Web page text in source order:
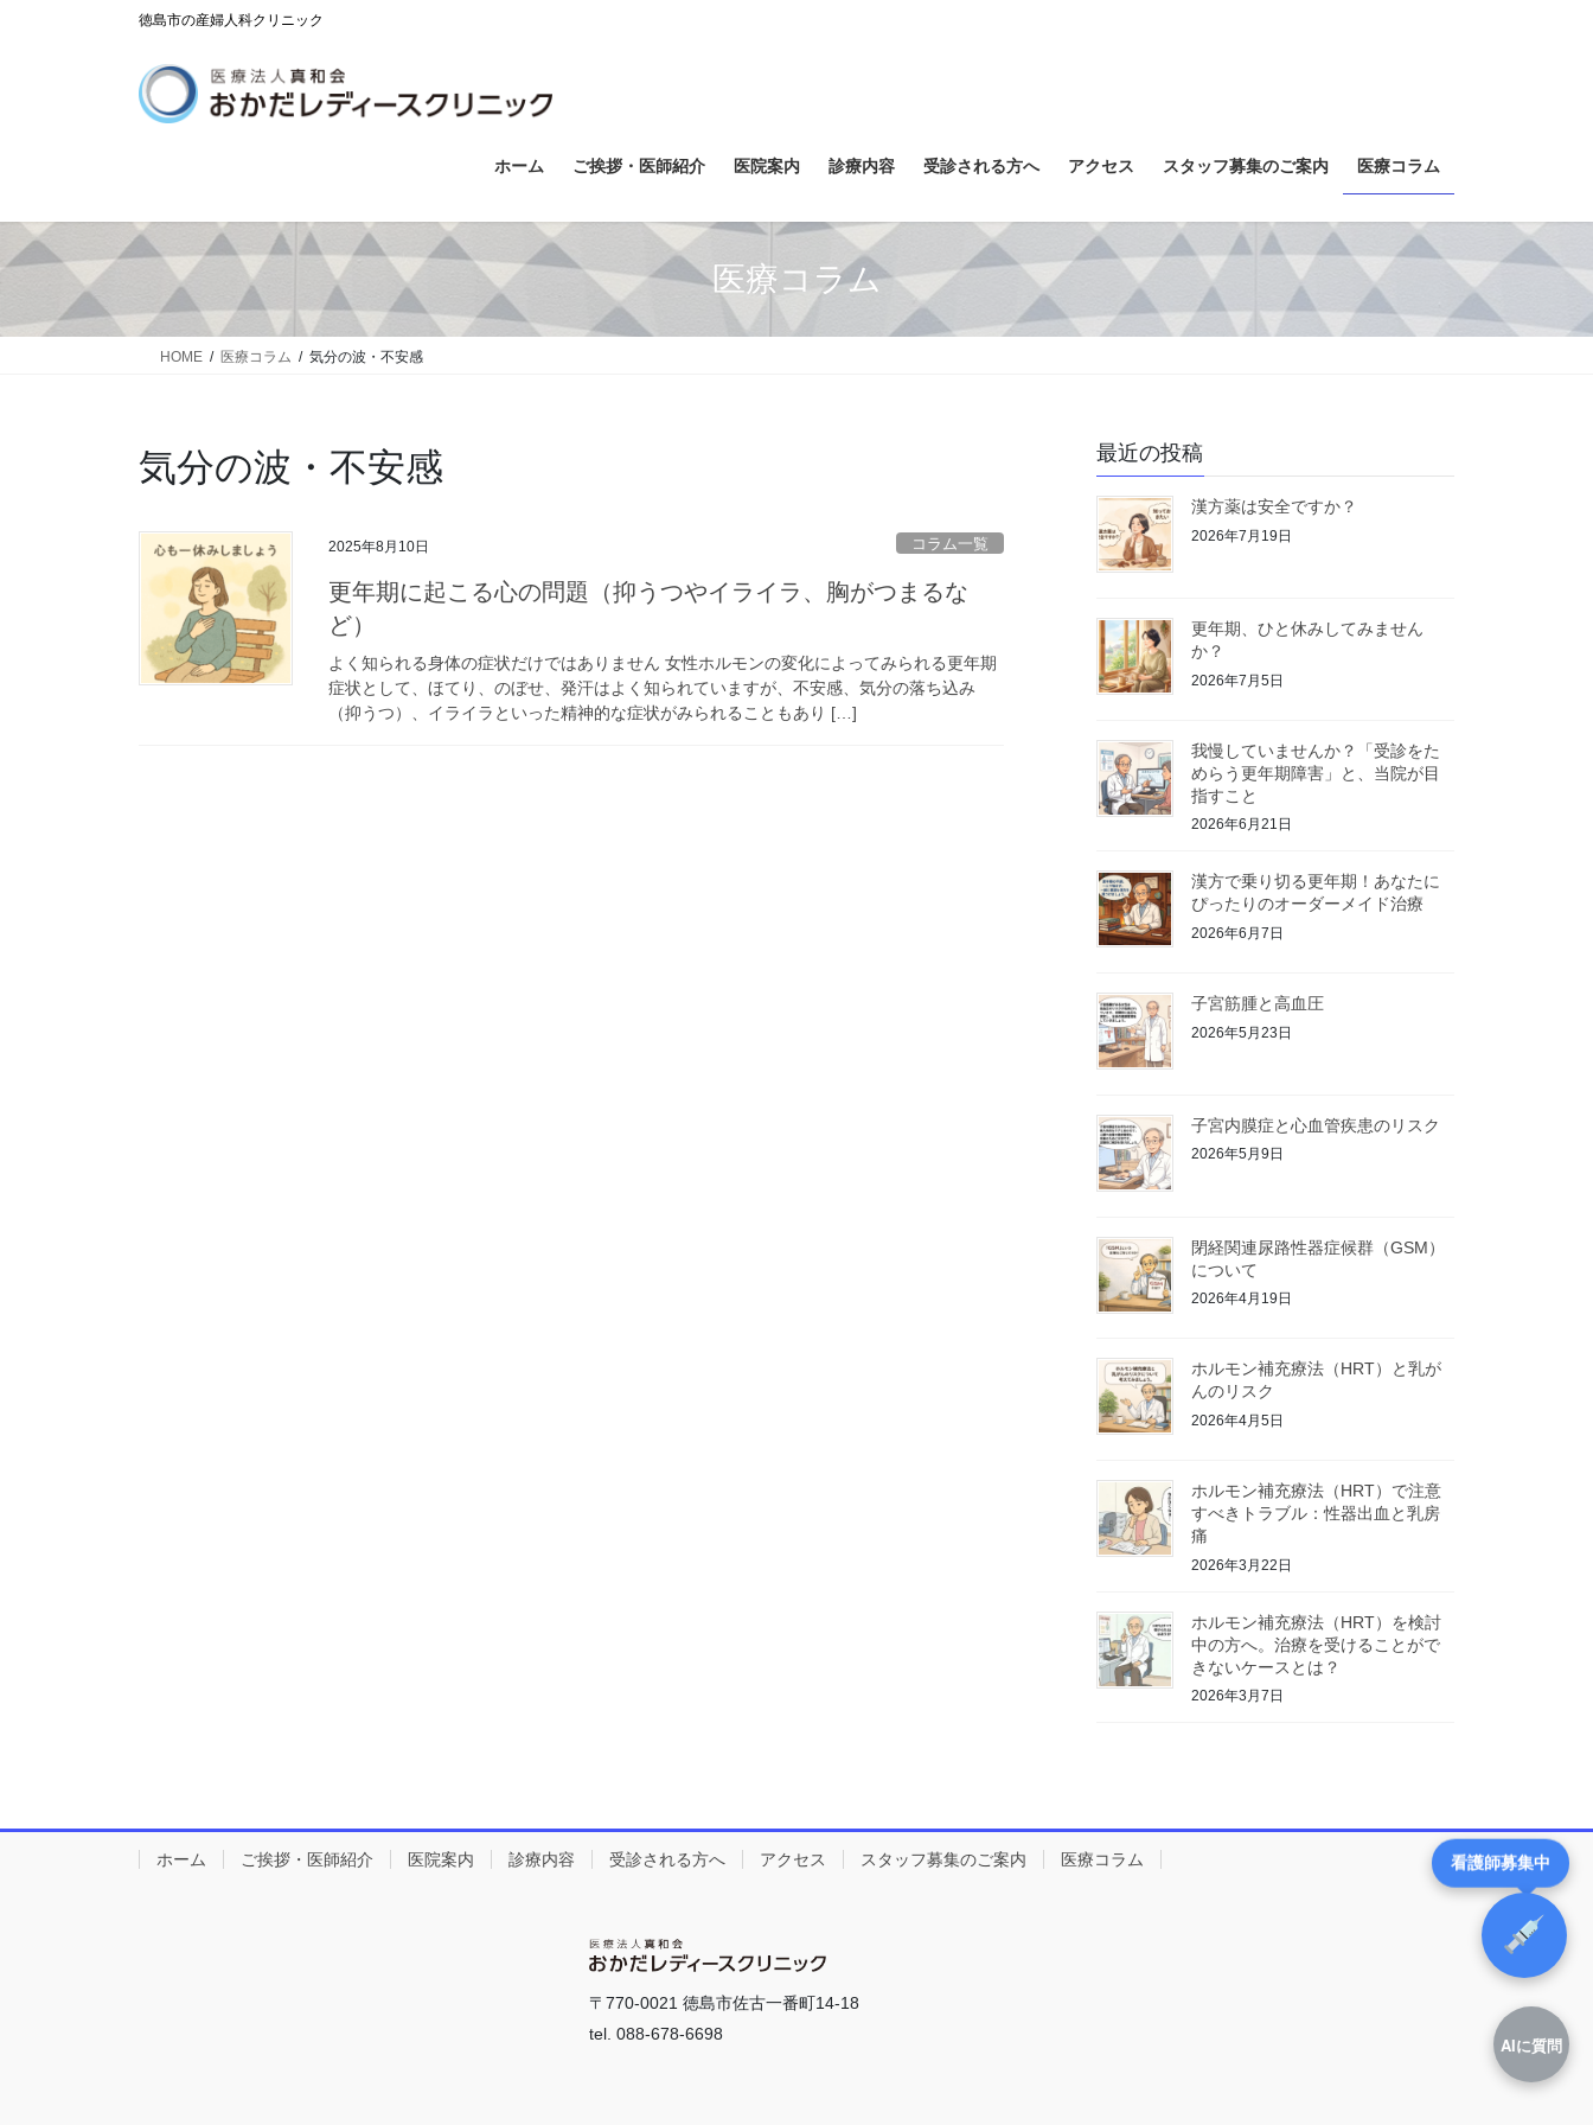
動
徳島市の産婦人科クリニック
ホーム ご挨拶・医師紹介 医院案内 診療内容 受診される方へ アクセス スタッフ募集のご案内 医療コラム
医療コラム
HOME 医療コラム 気分の波・不安感
気分の波・不安感
2025年8月10日 コラム一覧
更年期に起こる心の問題（抑うつやイライラ、胸がつまるな
ど）
よく知られる身体の症状だけではありません 女性ホルモンの変化によってみられる更年期
症状として、ほてり、のぼせ、発汗はよく知られていますが、不安感、気分の落ち込み
（抑うつ）、イライラといった精神的な症状がみられることもあり […]
最近の投稿
漢方薬は安全ですか？
2026年7月19日
更年期、ひと休みしてみません
か？
2026年7月5日
我慢していませんか？「受診をた
めらう更年期障害」と、当院が目
指すこと
2026年6月21日
漢方で乗り切る更年期！あなたに
ぴったりのオーダーメイド治療
2026年6月7日
子宮筋腫と高血圧
2026年5月23日
子宮内膜症と心血管疾患のリスク
2026年5月9日
閉経関連尿路性器症候群（GSM）
について
2026年4月19日
ホルモン補充療法（HRT）と乳が
んのリスク
2026年4月5日
ホルモン補充療法（HRT）で注意
すべきトラブル：性器出血と乳房
痛
2026年3月22日
ホルモン補充療法（HRT）を検討
中の方へ。治療を受けることがで
きないケースとは？
2026年3月7日
ホーム ご挨拶・医師紹介 医院案内 診療内容 受診される方へ アクセス スタッフ募集のご案内 医療コラム
〒770-0021 徳島市佐古一番町14-18
tel. 088-678-6698
看護師募集中